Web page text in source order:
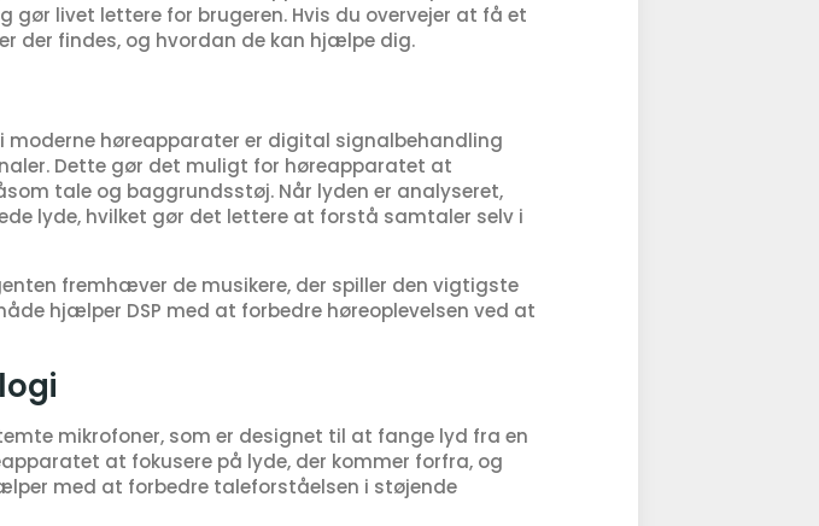
livet lettere for brugeren. Hvis du overvejer at få et
der findes, og hvordan de kan hjælpe dig.
høreapparater er digital signalbehandling
Dette gør det muligt for høreapparatet at
tale og baggrundsstøj. Når lyden er analyseret,
lyde, hvilket gør det lettere at forstå samtaler selv i
fremhæver de musikere, der spiller den vigtigste
hjælper DSP med at forbedre høreoplevelsen ved at
mikrofoner, som er designet til at fange lyd fra en
at fokusere på lyde, der kommer forfra, og
med at forbedre taleforståelsen i støjende